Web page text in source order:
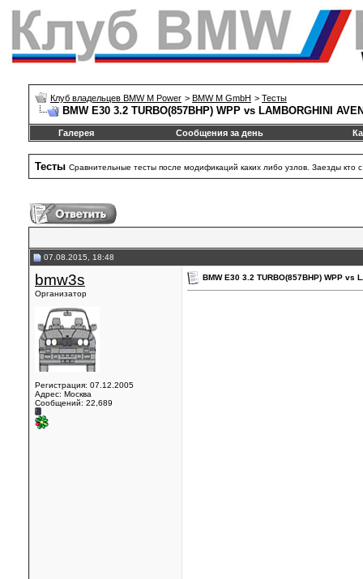
Клуб владельцев BMW M Power > BMW M GmbH > Тесты
BMW E30 3.2 TURBO(857BHP) WPP vs LAMBORGHINI
Галерея Сообщения за день
Тесты Сравнительные тесты после модификаций каких либо узлов. Заезды кто
07.08.2015, 18:48
bmw3s
Организатор
Регистрация: 07.12.2005
Адрес: Москва
Сообщений: 22,689
BMW E30 3.2 TURBO(857BHP) WPP vs